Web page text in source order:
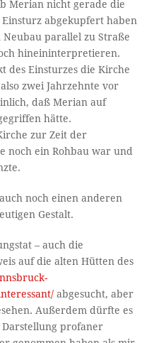
Merian nicht gerade die
abgekupfert haben
Neubau parallel zu Straße
hineininterpretieren.
des Einsturzes die Kirche
zwei Jahrzehnte vor
daß Merian auf
hätte.
zur Zeit der
noch ein Rohbau war und
noch einen anderen
Gestalt.
– auch die
auf die alten Hütten des
abgesucht, aber
Außerdem dürfte es
profaner